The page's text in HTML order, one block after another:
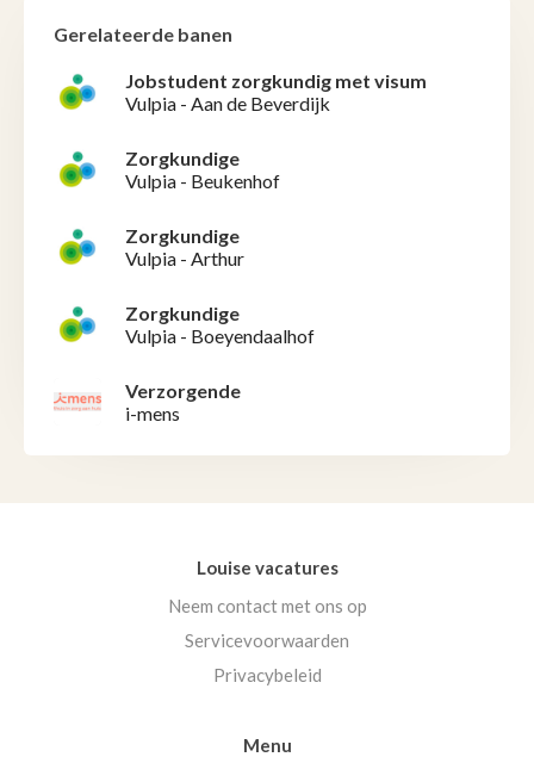
Gerelateerde banen
Jobstudent zorgkundig met visum
Vulpia - Aan de Beverdijk
Zorgkundige
Vulpia - Beukenhof
Zorgkundige
Vulpia - Arthur
Zorgkundige
Vulpia - Boeyendaalhof
Verzorgende
i-mens
Louise vacatures
Neem contact met ons op
Servicevoorwaarden
Privacybeleid
Menu